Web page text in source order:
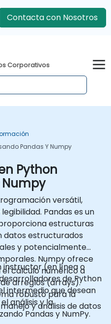
Contacta con Nosotros
Corporativos
Pandas Y Numpy
Python
Numpy
versátil,
Pandas es un
estructuras
datos estructurados
y potencialmente
Numpy ofrece
cálculo numérico a
arreglos (arrays).
robusto para la
y análisis de datos
instructor (en línea o
de Python
intermedio que desean
análisis y la
Pandas y NumPy.